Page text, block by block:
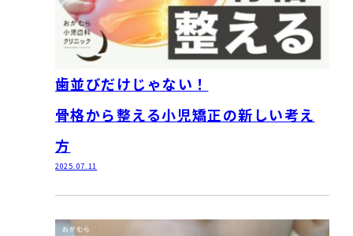
歯並びだけじゃない！
骨格から整える小児矯正の新しい考え
方
2025.07.11